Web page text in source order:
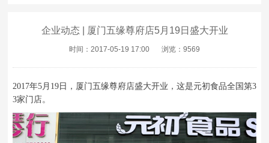
企业动态 | 厦门五缘尊府店5月19日盛大开业
时间：2017-05-19 17:00 浏览：9569
2017年5月19日，厦门五缘尊府店盛大开业，这是元初食品全国第3
3家门店。